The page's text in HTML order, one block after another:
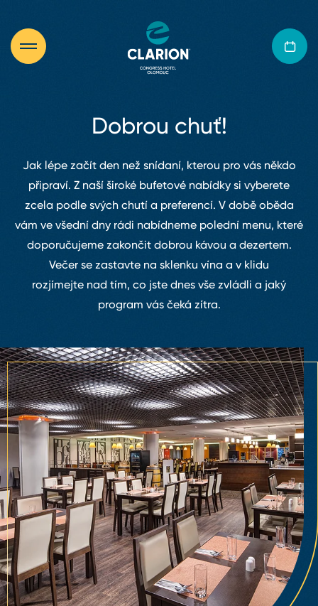
Dobrou chuť!
Jak lépe začít den než snídaní, kterou pro vás někdo
připraví. Z naší široké bufetové nabídky si vyberete
zcela podle svých chutí a preferencí. V době oběda
vám ve všední dny rádi nabídneme polední menu, které
doporučujeme zakončit dobrou kávou a dezertem.
Večer se zastavte na sklenku vína a v klidu
rozjímejte nad tím, co jste dnes vše zvládli a jaký
program vás čeká zítra.